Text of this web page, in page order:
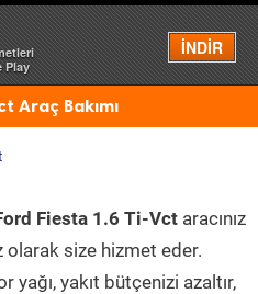
Play
İNDİR
Menü
Araç Bakımı
Fiesta 1.6 Ti-Vct aracınız
olarak size hizmet eder.
yakıt bütçenizi azaltır,